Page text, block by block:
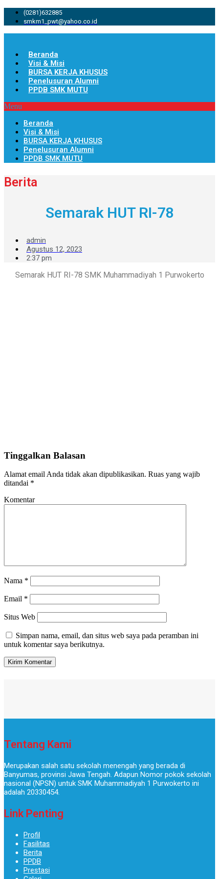
(0281)632885
smkm1_pwt@yahoo.co.id
Beranda
Visi & Misi
BURSA KERJA KHUSUS
Penelusuran Alumni
PPDB SMK MUTU
Menu
Beranda
Visi & Misi
BURSA KERJA KHUSUS
Penelusuran Alumni
PPDB SMK MUTU
Berita
Semarak HUT RI-78
admin
Agustus 12, 2023
2:37 pm
Semarak HUT RI-78 SMK Muhammadiyah 1 Purwokerto
Tinggalkan Balasan
Alamat email Anda tidak akan dipublikasikan. Ruas yang wajib
ditandai *
Komentar
Nama *
Email *
Situs Web
Simpan nama, email, dan situs web saya pada peramban ini
untuk komentar saya berikutnya.
Tentang Kami
Merupakan salah satu sekolah menengah yang berada di
Banyumas, provinsi Jawa Tengah. Adapun Nomor pokok sekolah
nasional (NPSN) untuk SMK Muhammadiyah 1 Purwokerto ini
adalah 20330454.
Link Penting
Profil
Fasilitas
Berita
PPDB
Prestasi